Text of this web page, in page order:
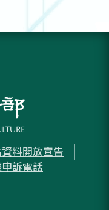
料開放宣告
訴電話